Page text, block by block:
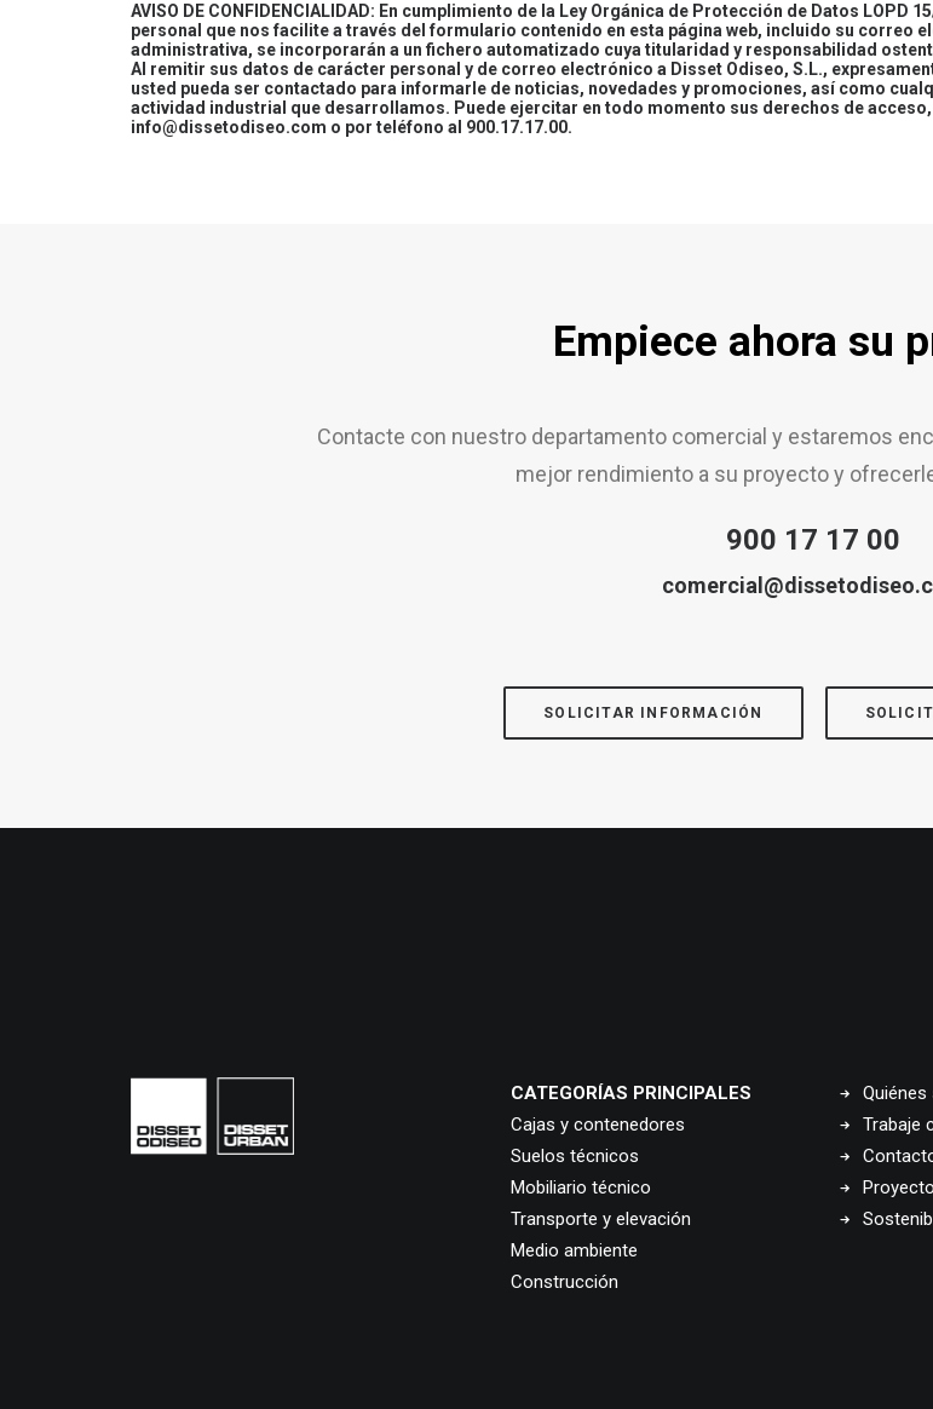
AVISO DE CONFIDENCIALIDAD: En cumplimiento de la Ley Orgánica de Protección de Datos
personal que nos facilite a través del formulario contenido en esta página web, incluido su correo
administrativa, se incorporarán a un fichero automatizado cuya titularidad y responsabilidad
Al remitir sus datos de carácter personal y de correo electrónico a Disset Odiseo, S.L.,
usted pueda ser contactado para informarle de noticias, novedades y promociones, así como
actividad industrial que desarrollamos. Puede ejercitar en todo momento sus derechos de
info@dissetodiseo.com o por teléfono al 900.17.17.00.
Empiece ahora su
Contacte con nuestro departamento comercial y estaremos
mejor rendimiento a su proyecto y
900 17 17 00
SOLICITAR INFORMACIÓN
CATEGORÍAS PRINCIPALES
Cajas y contenedores
Suelos técnicos
Mobiliario técnico
Transporte y elevación
Medio ambiente
Construcción
Trabaje